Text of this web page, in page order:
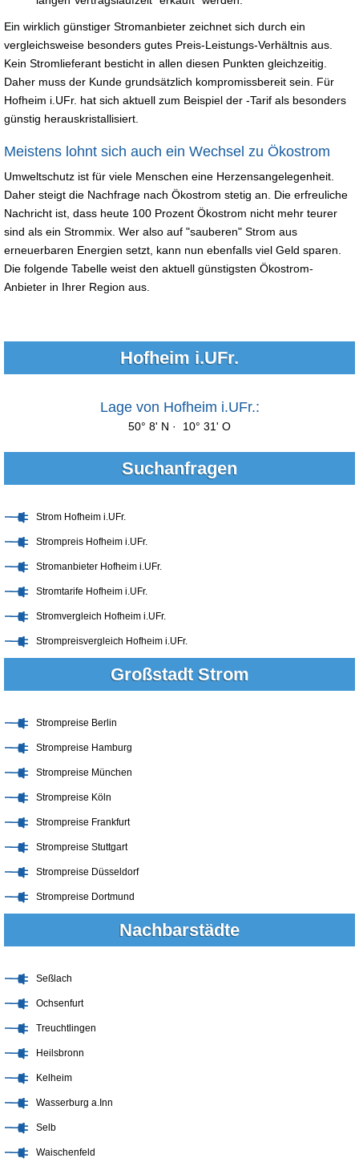
Ein wirklich günstiger Stromanbieter zeichnet sich durch ein
vergleichsweise besonders gutes Preis-Leistungs-Verhältnis aus.
Kein Stromlieferant besticht in allen diesen Punkten gleichzeitig.
Daher muss der Kunde grundsätzlich kompromissbereit sein. Für
Hofheim i.UFr. hat sich aktuell zum Beispiel der -Tarif als besonders
günstig herauskristallisiert.
Meistens lohnt sich auch ein Wechsel zu Ökostrom
Umweltschutz ist für viele Menschen eine Herzensangelegenheit.
Daher steigt die Nachfrage nach Ökostrom stetig an. Die erfreuliche
Nachricht ist, dass heute 100 Prozent Ökostrom nicht mehr teurer
sind als ein Strommix. Wer also auf "sauberen" Strom aus
erneuerbaren Energien setzt, kann nun ebenfalls viel Geld sparen.
Die folgende Tabelle weist den aktuell günstigsten Ökostrom-
Anbieter in Ihrer Region aus.
Hofheim i.UFr.
Lage von Hofheim i.UFr.:
50° 8' N · 10° 31' O
Suchanfragen
Strom Hofheim i.UFr.
Strompreis Hofheim i.UFr.
Stromanbieter Hofheim i.UFr.
Stromtarife Hofheim i.UFr.
Stromvergleich Hofheim i.UFr.
Strompreisvergleich Hofheim i.UFr.
Großstadt Strom
Strompreise Berlin
Strompreise Hamburg
Strompreise München
Strompreise Köln
Strompreise Frankfurt
Strompreise Stuttgart
Strompreise Düsseldorf
Strompreise Dortmund
Nachbarstädte
Seßlach
Ochsenfurt
Treuchtlingen
Heilsbronn
Kelheim
Wasserburg a.Inn
Selb
Waischenfeld